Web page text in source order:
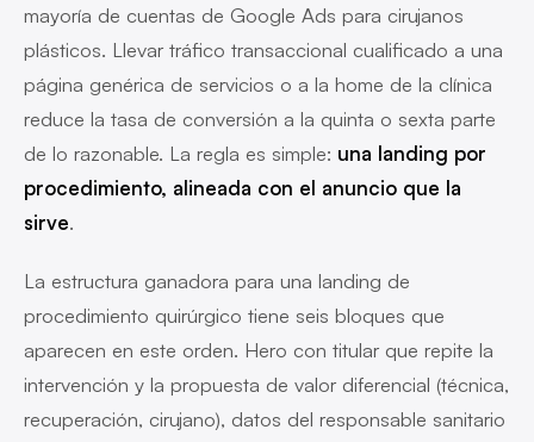
mayoría de cuentas de Google Ads para cirujanos
plásticos. Llevar tráfico transaccional cualificado a una
página genérica de servicios o a la home de la clínica
reduce la tasa de conversión a la quinta o sexta parte
de lo razonable. La regla es simple: una landing por
procedimiento, alineada con el anuncio que la
sirve.
La estructura ganadora para una landing de
procedimiento quirúrgico tiene seis bloques que
aparecen en este orden. Hero con titular que repite la
intervención y la propuesta de valor diferencial (técnica,
recuperación, cirujano), datos del responsable sanitario